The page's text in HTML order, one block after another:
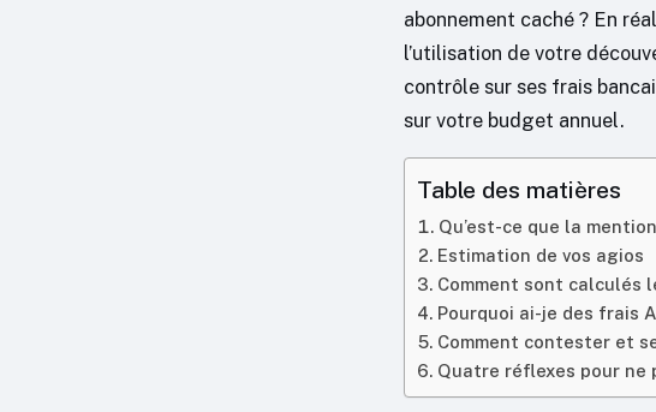
abonnement caché ? En
l’utilisation de votre
contrôle sur ses frais
sur votre budget annuel.
Table des matières
Qu’est-ce que la
Estimation de vos agios
Comment sont calculés
Pourquoi ai-je des frais
Comment contester et
Quatre réflexes pour ne